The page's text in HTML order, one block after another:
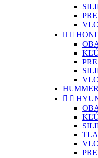
 
HUMMER
 